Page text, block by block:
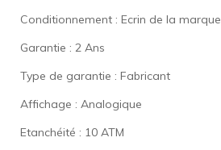
Conditionnement : Ecrin de la marque
Garantie : 2 Ans
Type de garantie : Fabricant
Affichage : Analogique
Etanchéité : 10 ATM